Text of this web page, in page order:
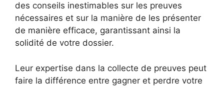
des conseils inestimables sur les preuves
nécessaires et sur la manière de les présenter
de manière efficace, garantissant ainsi la
solidité de votre dossier.
Leur expertise dans la collecte de preuves peut
faire la différence entre gagner et perdre votre